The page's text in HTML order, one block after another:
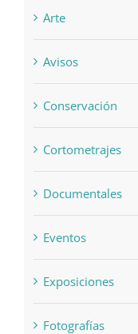
Arte
Avisos
Conservación
Cortometrajes
Documentales
Eventos
Exposiciones
Fotografías